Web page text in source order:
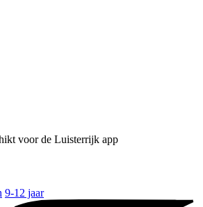
voor de Luisterrijk app
9-12 jaar